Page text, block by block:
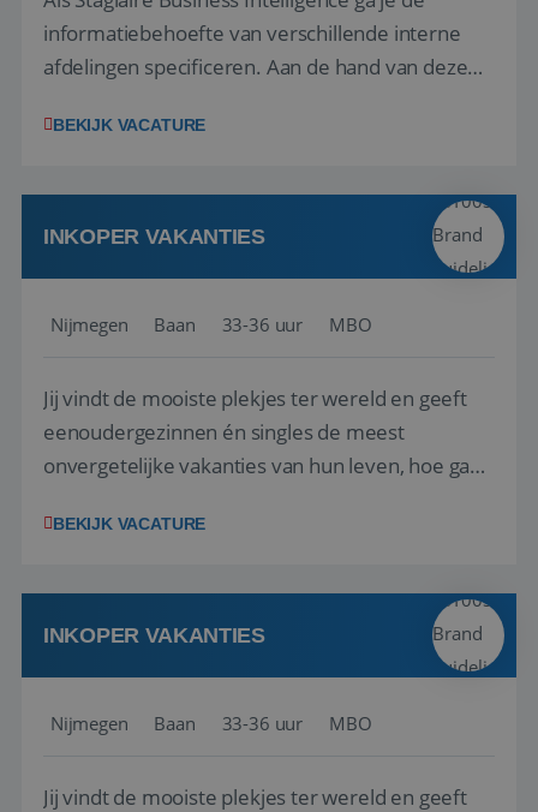
informatiebehoefte van verschillende interne
afdelingen specificeren. Aan de hand van deze
adviezen, rapportages en dashboards
producten ontwikkel je door middel van de data
uit ons datawa...
BEKIJK VACATURE
INKOPER VAKANTIES
Nijmegen Baan 33-36 uur MBO
Jij vindt de mooiste plekjes ter wereld en geeft
eenoudergezinnen én singles de meest
onvergetelijke vakanties van hun leven, hoe gaaf
net zo goed thuis is in een onderhandeling als op
in Europa? Dan is dit jouw kans. A...
BEKIJK VACATURE
INKOPER VAKANTIES
Nijmegen Baan 33-36 uur MBO
Jij vindt de mooiste plekjes ter wereld en geeft